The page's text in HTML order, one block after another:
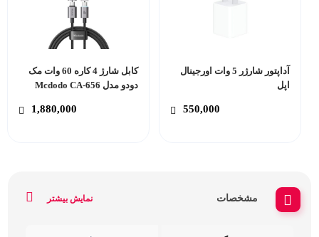
آداپتور شارژر 5 وات اورجینال
اپل
550,000
کابل شارژ 4 کاره 60 وات مک
دودو مدل Mcdodo CA-656
1,880,000
مشخصات نمایش بیشتر